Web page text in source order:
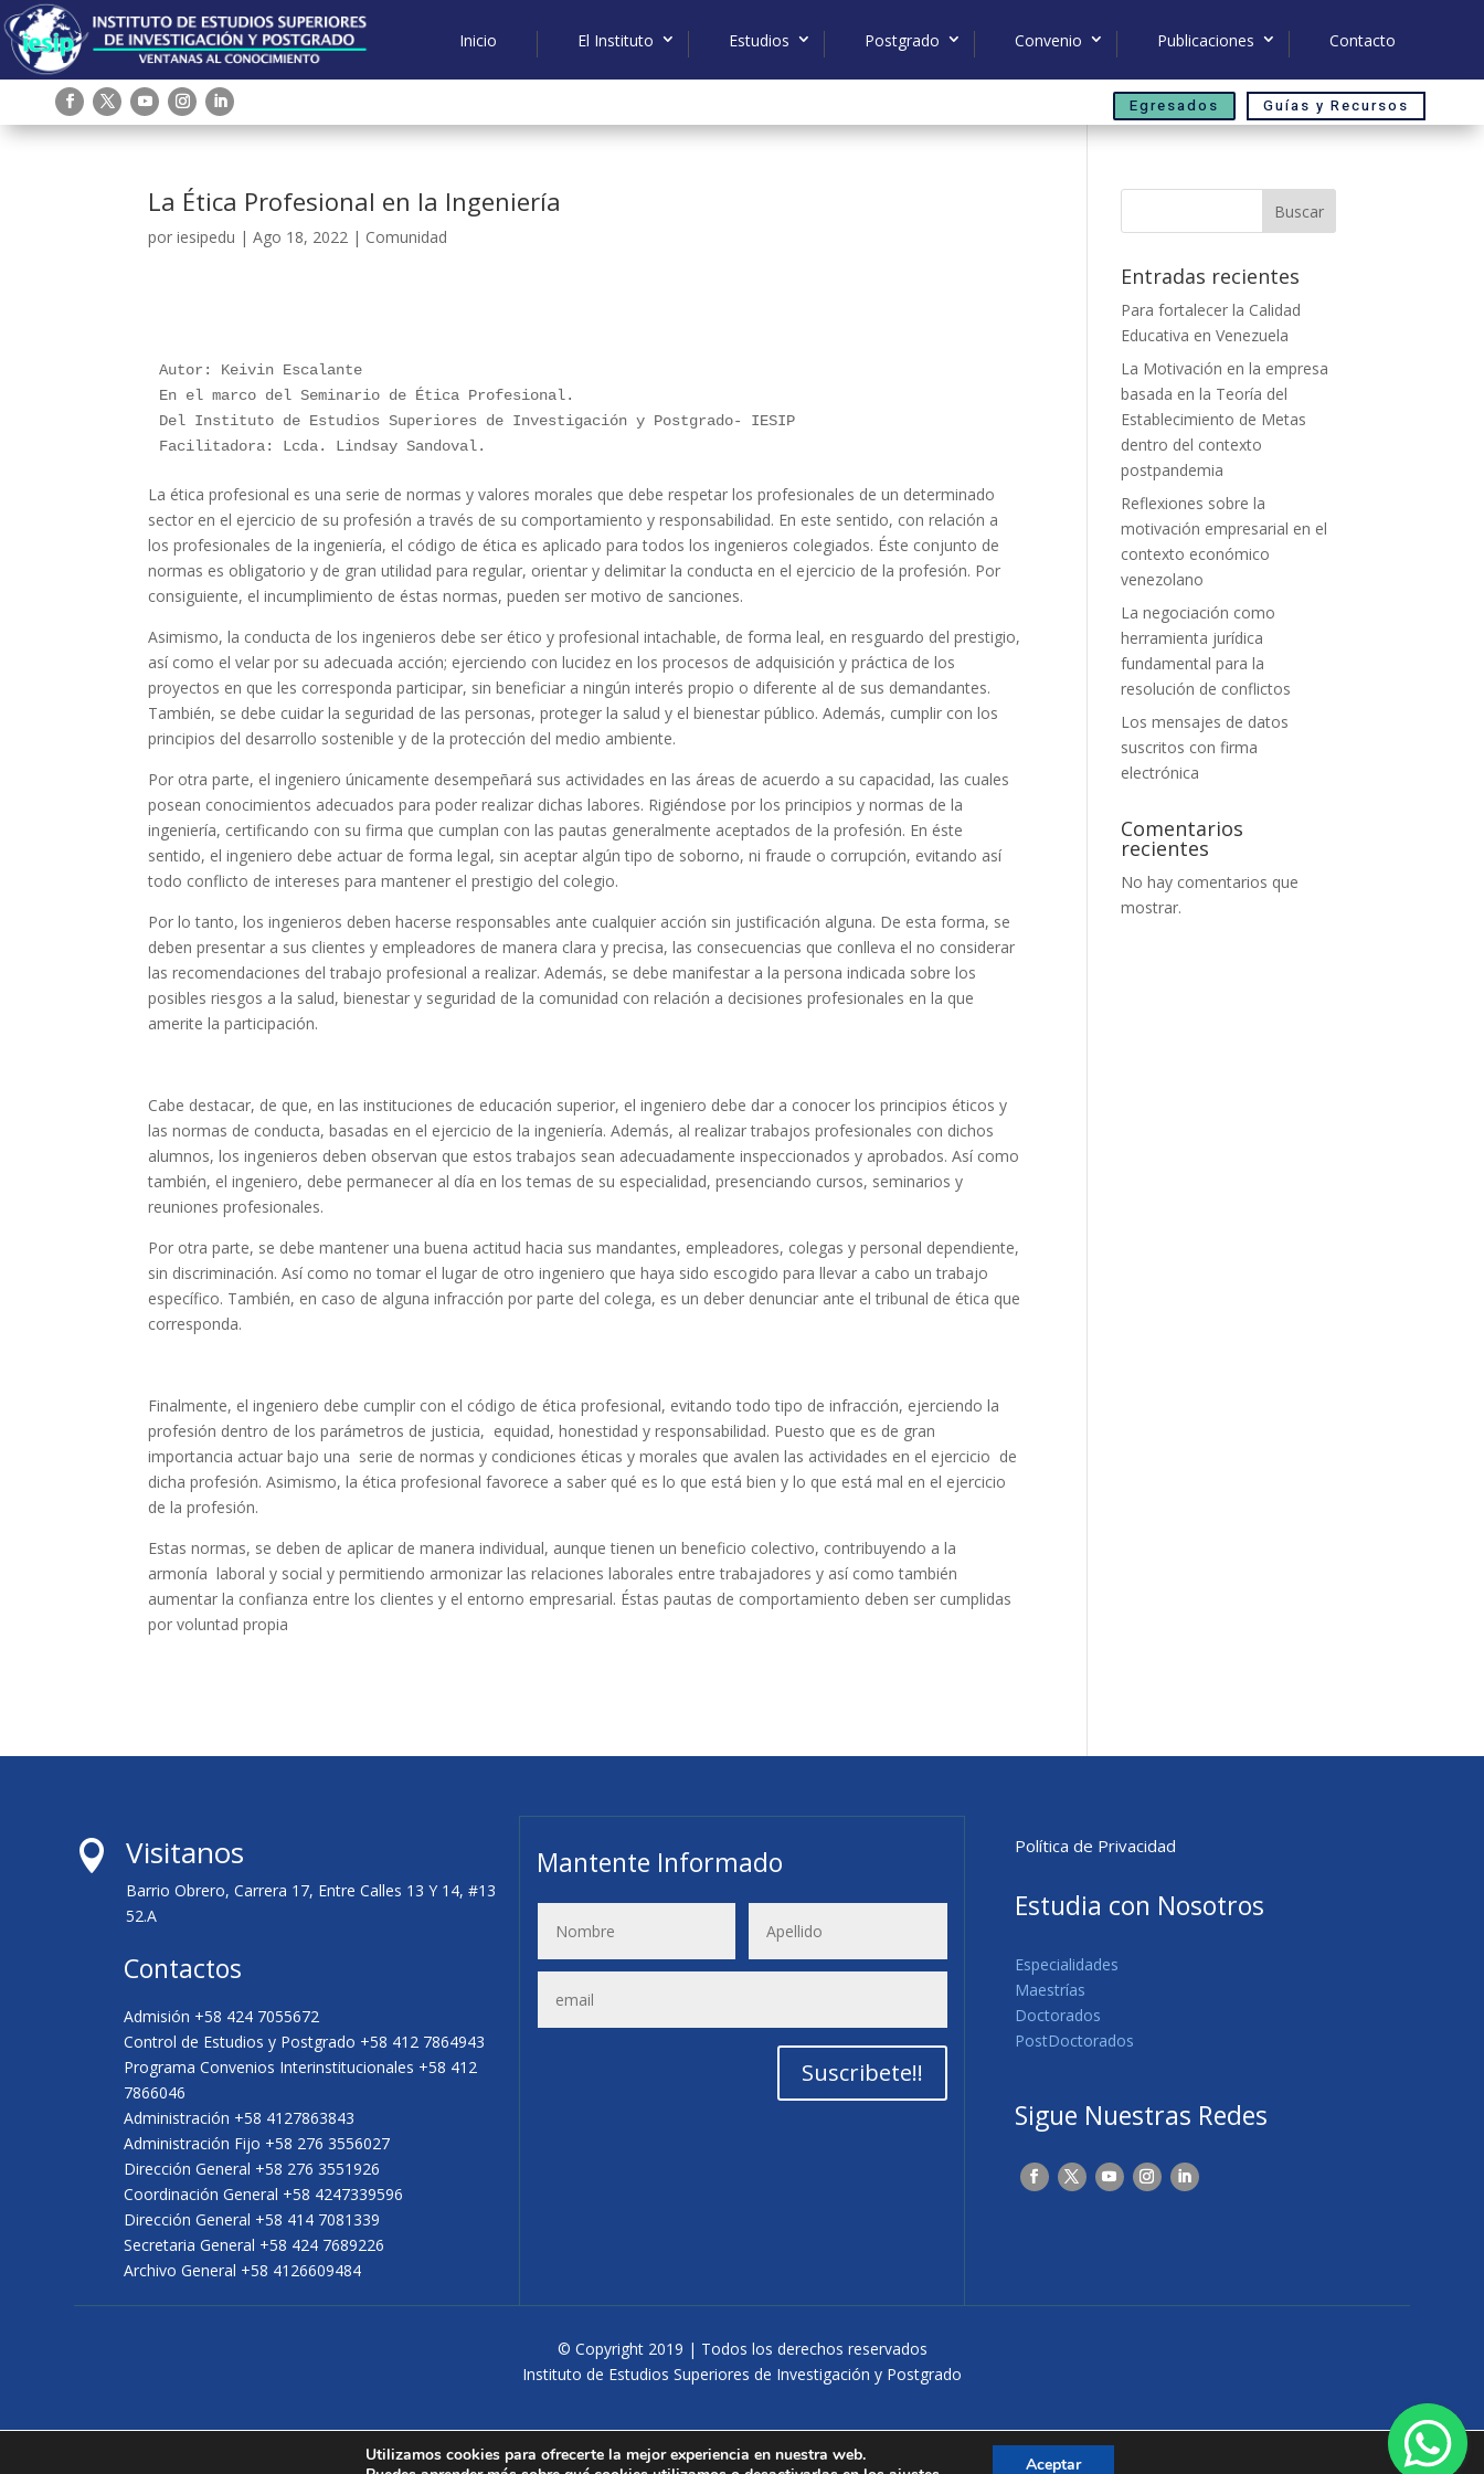
Inicio El Instituto Estudios Postgrado Convenio Publicaciones Contacto
Egresados Guías y Recursos
La Ética Profesional en la Ingeniería
poriesipedu |Ago 18, 2022 | Comunidad
Autor: Keivin Escalante
En el marco del Seminario de Ética Profesional.
Del Instituto de Estudios Superiores de Investigación y Postgrado- IESIP
Facilitadora: Lcda. Lindsay Sandoval.
La ética profesional es una serie de normas y valores morales que debe respetar los profesionales de un determinado
sector en el ejercicio de su profesión a través de su comportamiento y responsabilidad. En este sentido, con relación a
los profesionales de la ingeniería, el código de ética es aplicado para todos los ingenieros colegiados. Éste conjunto de
normas es obligatorio y de gran utilidad para regular, orientar y delimitar la conducta en el ejercicio de la profesión. Por
consiguiente, el incumplimiento de éstas normas, pueden ser motivo de sanciones.
Asimismo, la conducta de los ingenieros debe ser ético y profesional intachable, de forma leal, en resguardo del prestigio,
así como el velar por su adecuada acción; ejerciendo con lucidez en los procesos de adquisición y práctica de los
proyectos en que les corresponda participar, sin beneficiar a ningún interés propio o diferente al de sus demandantes.
También, se debe cuidar la seguridad de las personas, proteger la salud y el bienestar público. Además, cumplir con los
principios del desarrollo sostenible y de la protección del medio ambiente.
Por otra parte, el ingeniero únicamente desempeñará sus actividades en las áreas de acuerdo a su capacidad, las cuales
posean conocimientos adecuados para poder realizar dichas labores. Rigiéndose por los principios y normas de la
ingeniería, certificando con su firma que cumplan con las pautas generalmente aceptados de la profesión. En éste
sentido, el ingeniero debe actuar de forma legal, sin aceptar algún tipo de soborno, ni fraude o corrupción, evitando así
todo conflicto de intereses para mantener el prestigio del colegio.
Por lo tanto, los ingenieros deben hacerse responsables ante cualquier acción sin justificación alguna. De esta forma, se
deben presentar a sus clientes y empleadores de manera clara y precisa, las consecuencias que conlleva el no considerar
las recomendaciones del trabajo profesional a realizar. Además, se debe manifestar a la persona indicada sobre los
posibles riesgos a la salud, bienestar y seguridad de la comunidad con relación a decisiones profesionales en la que
amerite la participación.
Cabe destacar, de que, en las instituciones de educación superior, el ingeniero debe dar a conocer los principios éticos y
las normas de conducta, basadas en el ejercicio de la ingeniería. Además, al realizar trabajos profesionales con dichos
alumnos, los ingenieros deben observan que estos trabajos sean adecuadamente inspeccionados y aprobados. Así como
también, el ingeniero, debe permanecer al día en los temas de su especialidad, presenciando cursos, seminarios y
reuniones profesionales.
Por otra parte, se debe mantener una buena actitud hacia sus mandantes, empleadores, colegas y personal dependiente,
sin discriminación. Así como no tomar el lugar de otro ingeniero que haya sido escogido para llevar a cabo un trabajo
específico. También, en caso de alguna infracción por parte del colega, es un deber denunciar ante el tribunal de ética que
corresponda.
Finalmente, el ingeniero debe cumplir con el código de ética profesional, evitando todo tipo de infracción, ejerciendo la
profesión dentro de los parámetros de justicia, equidad, honestidad y responsabilidad. Puesto que es de gran
importancia actuar bajo una serie de normas y condiciones éticas y morales que avalen las actividades en el ejercicio de
dicha profesión. Asimismo, la ética profesional favorece a saber qué es lo que está bien y lo que está mal en el ejercicio
de la profesión.
Estas normas, se deben de aplicar de manera individual, aunque tienen un beneficio colectivo, contribuyendo a la
armonía laboral y social y permitiendo armonizar las relaciones laborales entre trabajadores y así como también
aumentar la confianza entre los clientes y el entorno empresarial. Éstas pautas de comportamiento deben ser cumplidas
por voluntad propia
Buscar
Entradas recientes
Para fortalecer la Calidad
Educativa en Venezuela
La Motivación en la empresa
basada en la Teoría del
Establecimiento de Metas
dentro del contexto
postpandemia
Reflexiones sobre la
motivación empresarial en el
contexto económico
venezolano
La negociación como
herramienta jurídica
fundamental para la
resolución de conflictos
Los mensajes de datos
suscritos con firma
electrónica
Comentarios
recientes
No hay comentarios que
mostrar.
 Visitanos
Barrio Obrero, Carrera 17, Entre Calles 13 Y 14, #13
52.A
Contactos
Admisión +58 424 7055672
Control de Estudios y Postgrado +58 412 7864943
Programa Convenios Interinstitucionales +58 412
7866046
Administración +58 4127863843
Administración Fijo +58 276 3556027
Dirección General +58 276 3551926
Coordinación General +58 4247339596
Dirección General +58 414 7081339
Secretaria General +58 424 7689226
Archivo General +58 4126609484
Mantente Informado
Suscribete!!
Política de Privacidad
Estudia con Nosotros
Especialidades
Maestrías
Doctorados
PostDoctorados
Sigue Nuestras Redes
© Copyright 2019 | Todos los derechos reservados
Instituto de Estudios Superiores de Investigación y Postgrado
Utilizamos cookies para ofrecerte la mejor experiencia en nuestra web.
Aceptar